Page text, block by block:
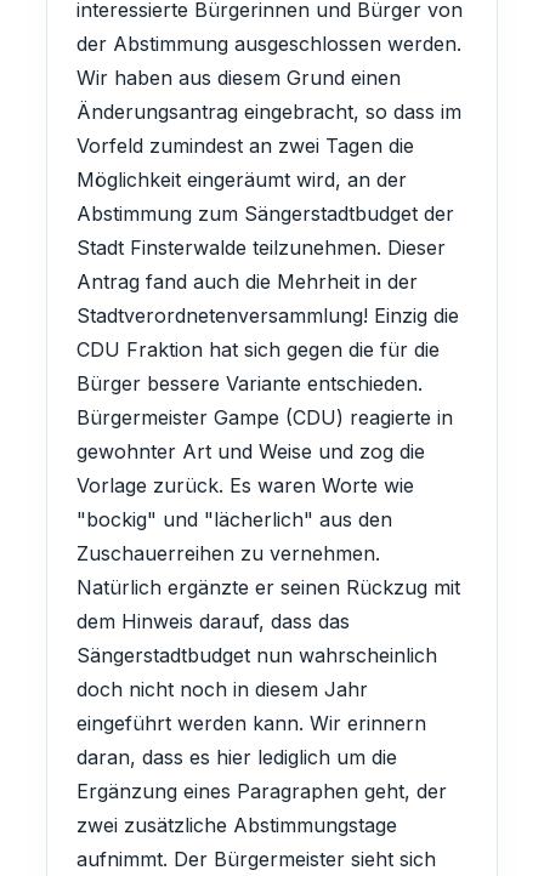
interessierte Bürgerinnen und Bürger von
der Abstimmung ausgeschlossen werden.
Wir haben aus diesem Grund einen
Änderungsantrag eingebracht, so dass im
Vorfeld zumindest an zwei Tagen die
Möglichkeit eingeräumt wird, an der
Abstimmung zum Sängerstadtbudget der
Stadt Finsterwalde teilzunehmen. Dieser
Antrag fand auch die Mehrheit in der
Stadtverordnetenversammlung! Einzig die
CDU Fraktion hat sich gegen die für die
Bürger bessere Variante entschieden.
Bürgermeister Gampe (CDU) reagierte in
gewohnter Art und Weise und zog die
Vorlage zurück. Es waren Worte wie
"bockig" und "lächerlich" aus den
Zuschauerreihen zu vernehmen.
Natürlich ergänzte er seinen Rückzug mit
dem Hinweis darauf, dass das
Sängerstadtbudget nun wahrscheinlich
doch nicht noch in diesem Jahr
eingeführt werden kann. Wir erinnern
daran, dass es hier lediglich um die
Ergänzung eines Paragraphen geht, der
zwei zusätzliche Abstimmungstage
aufnimmt. Der Bürgermeister sieht sich